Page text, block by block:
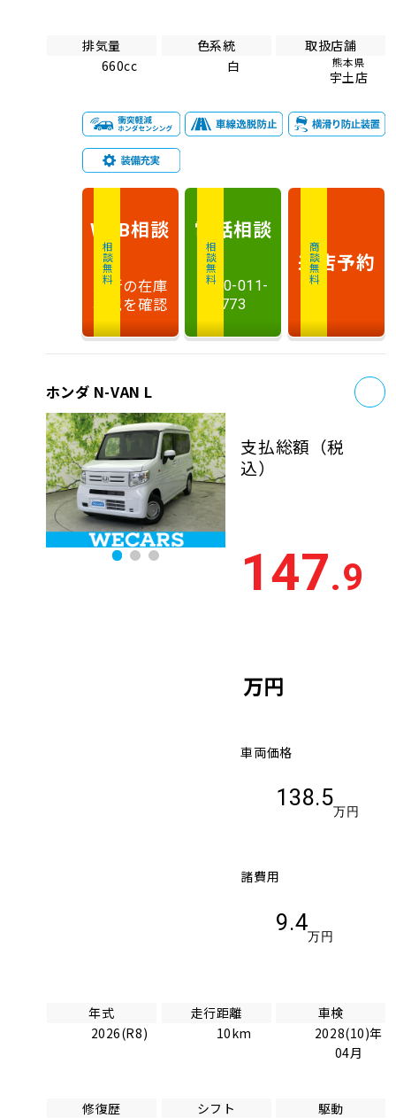
排気量
660cc
色系統
白
取扱店舗
熊本県
宇土店
相談無料
WEB相談
最新の在庫
状況を確認
相談無料
電話相談
0120-011-
773
商談無料
来店予約
ホンダ N-VAN L
支払総額 （税
込）
147.9
万円
車両価格
138.5
万円
諸費用
9.4
万円
年式
2026(R8)
走行距離
10km
車検
2028(10)年
04月
修復歴
シフト
駆動